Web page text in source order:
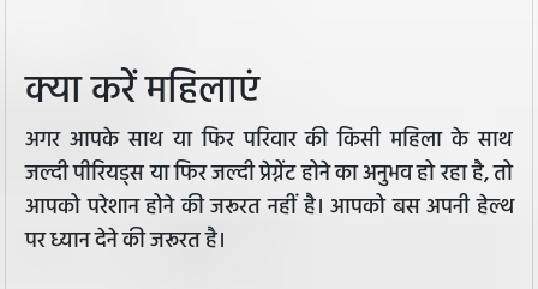
क्या करें महिलाएं
अगर आपके साथ या फिर परिवार की किसी महिला के साथ
जल्दी पीरियड्स या फिर जल्दी प्रेग्नेंट होने का अनुभव हो रहा है, तो
आपको परेशान होने की जरूरत नहीं है। आपको बस अपनी हेल्थ
पर ध्यान देने की जरूरत है।